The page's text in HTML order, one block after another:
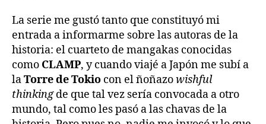
La serie me gustó tanto que constituyó mi
entrada a informarme sobre las autoras de la
historia: el cuarteto de mangakas conocidas
como CLAMP, y cuando viajé a Japón me subí a
laTorre de Tokio con el ñoñazowishful
thinkingde que tal vez sería convocada a otro
mundo, tal como les pasó a las chavas de la